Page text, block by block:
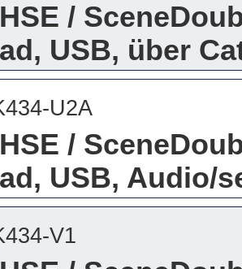
/
USB, über
U2A
/
USB, Audio/
V1